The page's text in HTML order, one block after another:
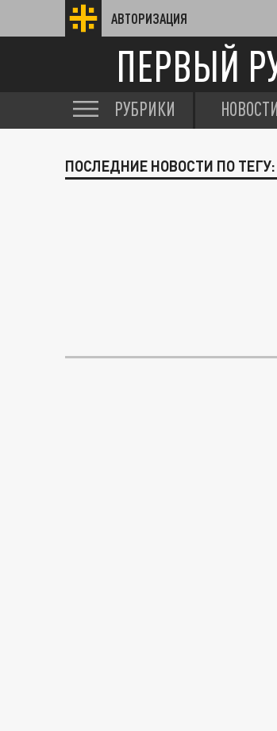
АВТОРИЗАЦИЯ
ПЕРВЫЙ
РУБРИКИ НОВОСТИ
ПОСЛЕДНИЕ НОВОСТИ ПО